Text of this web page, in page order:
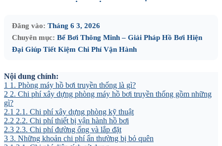
Đăng vào: Tháng 6 3, 2026
Chuyên mục: Bể Bơi Thông Minh – Giải Pháp Hồ Bơi Hiện
Đại Giúp Tiết Kiệm Chi Phí Vận Hành
Nội dung chính:
1 1. Phòng máy hồ bơi truyền thống là gì?
2 2. Chi phí xây dựng phòng máy hồ bơi truyền thống gồm những
gì?
2.1 2.1. Chi phí xây dựng phòng kỹ thuật
2.2 2.2. Chi phí thiết bị vận hành hồ bơi
2.3 2.3. Chi phí đường ống và lắp đặt
3 3. Những khoản chi phí ẩn thường bị bỏ quên